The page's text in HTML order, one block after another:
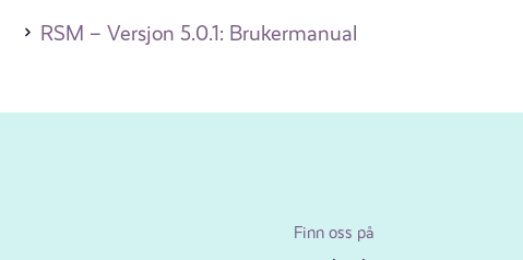
RSM – Versjon 5.0.1: Brukermanual
Finn oss på